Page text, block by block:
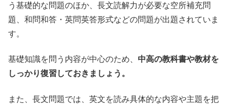
う基礎的な問題のほか、長文読解力が必要な空所補充問
題、和問和答・英問英答形式などの問題が出題されていま
す。
基礎知識を問う内容が中心のため、 中高の教科書や教材を
しっかり復習しておきましょう。
また、長文問題では、英文を読み具体的な内容や主題を把